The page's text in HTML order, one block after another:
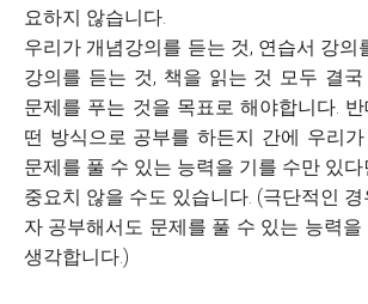
요하지 않습니다.
우리가 개념강의를 듣는 것, 연습서 강의
강의를 듣는 것, 책을 읽는 것 모두 결
문제를 푸는 것을 목표로 해야합니다.
떤 방식으로 공부를 하든지 간에 우리
문제를 풀 수 있는 능력을 기를 수만 있
중요치 않을 수도 있습니다. (극단적인
자 공부해서도 문제를 풀 수 있는 능력
생각합니다.)